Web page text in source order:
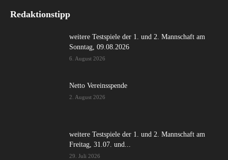
Redaktionstipp
weitere Testspiele der 1. und 2. Mannschaft am
Sonntag, 09.08.2026
6. August 2026
Netto Vereinsspende
2. August 2026
weitere Testspiele der 1. und 2. Mannschaft am
Freitag, 31.07. und...
29. Juli 2026